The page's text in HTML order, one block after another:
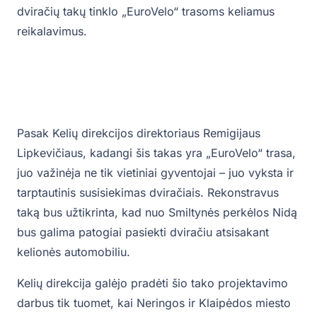
dviračių takų tinklo „EuroVelo“ trasoms keliamus
reikalavimus.
Pasak Kelių direkcijos direktoriaus Remigijaus
Lipkevičiaus, kadangi šis takas yra „EuroVelo“ trasa,
juo važinėja ne tik vietiniai gyventojai – juo vyksta ir
tarptautinis susisiekimas dviračiais. Rekonstravus
taką bus užtikrinta, kad nuo Smiltynės perkėlos Nidą
bus galima patogiai pasiekti dviračiu atsisakant
kelionės automobiliu.
Kelių direkcija galėjo pradėti šio tako projektavimo
darbus tik tuomet, kai Neringos ir Klaipėdos miesto